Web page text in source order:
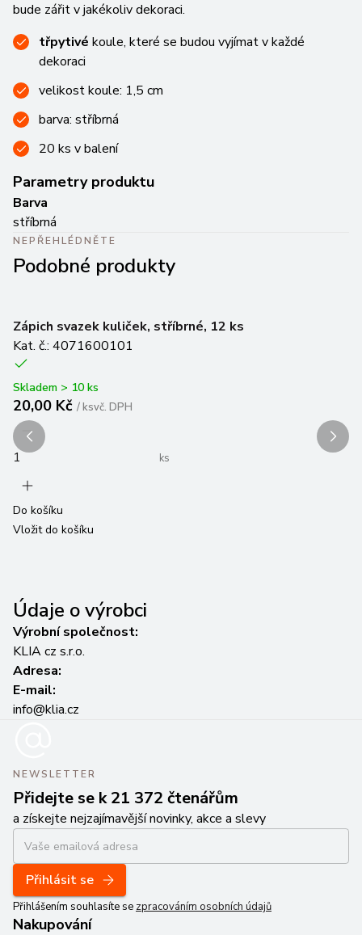
bude zářit v jakékoliv dekoraci.
třpytivé koule, které se budou vyjímat v každé
dekoraci
velikost koule: 1,5 cm
barva: stříbrná
20 ks v balení
Parametry produktu
Barva
stříbrná
NEPŘEHLÉDNĚTE
Podobné produkty
Zápich svazek kuliček, stříbrné, 12 ks
Kat. č.: 4071600101
Skladem > 10 ks
20,00 Kč /ksvč. DPH
ks
Do košíku
Vložit do košíku
Údaje o výrobci
Výrobní společnost:
KLIA cz s.r.o.
Adresa:
E-mail:
info@klia.cz
NEWSLETTER
Přidejte se k 21 372 čtenářům
a získejte nejzajímavější novinky, akce a slevy
Přihlásit se
Přihlášením souhlasíte se zpracováním osobních údajů
Nakupování